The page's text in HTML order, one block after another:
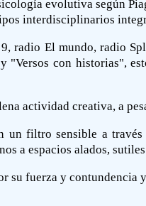
evolutiva según
interdisciplinarios
radio El mundo, radio
con historias",
actividad creativa, a
un filtro sensible a
a espacios alados,
su fuerza y